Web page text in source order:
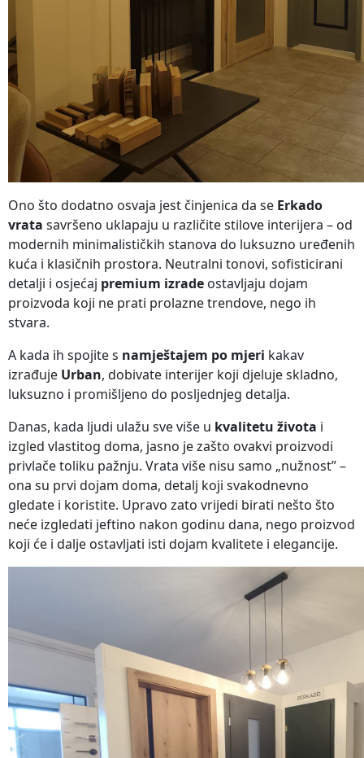
Ono što dodatno osvaja jest činjenica da se Erkado
vrata savršeno uklapaju u različite stilove interijera – od
modernih minimalističkih stanova do luksuzno uređenih
kuća i klasičnih prostora. Neutralni tonovi, sofisticirani
detalji i osjećaj premium izrade ostavljaju dojam
proizvoda koji ne prati prolazne trendove, nego ih
stvara.
A kada ih spojite s namještajem po mjeri kakav
izrađuje Urban, dobivate interijer koji djeluje skladno,
luksuzno i promišljeno do posljednjeg detalja.
Danas, kada ljudi ulažu sve više u kvalitetu života i
izgled vlastitog doma, jasno je zašto ovakvi proizvodi
privlače toliku pažnju. Vrata više nisu samo „nužnost” –
ona su prvi dojam doma, detalj koji svakodnevno
gledate i koristite. Upravo zato vrijedi birati nešto što
neće izgledati jeftino nakon godinu dana, nego proizvod
koji će i dalje ostavljati isti dojam kvalitete i elegancije.